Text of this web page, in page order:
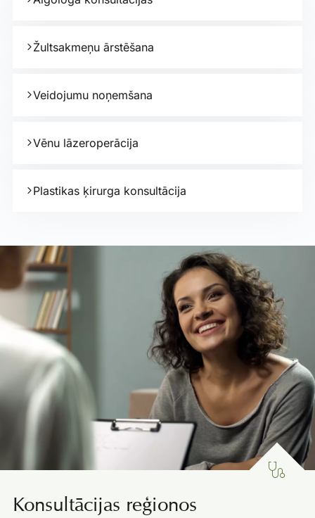
Žultsakmeņu ārstēšana
Veidojumu noņemšana
Vēnu lāzeroperācija
Plastikas ķirurga konsultācija
Konsultācijas reģionos